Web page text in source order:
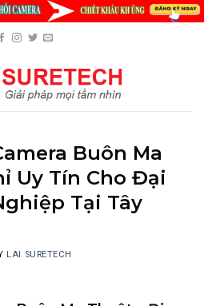
Buôn Ma
Uy Tín Cho Đại
Tại Tây
LAI SURETECH